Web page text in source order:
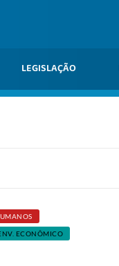
LEGISLAÇÃO
ECONÔMICO